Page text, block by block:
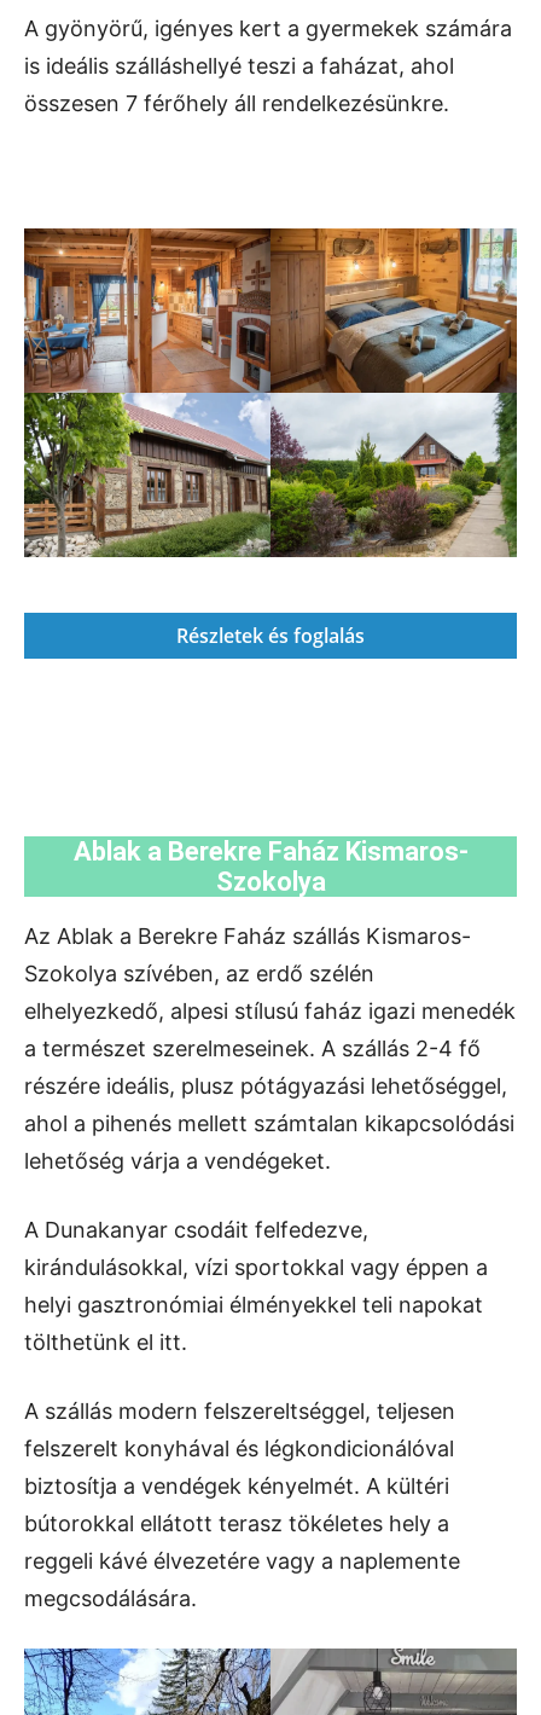
A gyönyörű, igényes kert a gyermekek számára
is ideális szálláshellyé teszi a faházat, ahol
összesen 7 férőhely áll rendelkezésünkre.
Részletek és foglalás
Ablak a Berekre Faház Kismaros-
Szokolya
Az Ablak a Berekre Faház szállás Kismaros-
Szokolya szívében, az erdő szélén
elhelyezkedő, alpesi stílusú faház igazi menedék
a természet szerelmeseinek. A szállás 2-4 fő
részére ideális, plusz pótágyazási lehetőséggel,
ahol a pihenés mellett számtalan kikapcsolódási
lehetőség várja a vendégeket.
A Dunakanyar csodáit felfedezve,
kirándulásokkal, vízi sportokkal vagy éppen a
helyi gasztronómiai élményekkel teli napokat
tölthetünk el itt.
A szállás modern felszereltséggel, teljesen
felszerelt konyhával és légkondicionálóval
biztosítja a vendégek kényelmét. A kültéri
bútorokkal ellátott terasz tökéletes hely a
reggeli kávé élvezetére vagy a naplemente
megcsodálására.